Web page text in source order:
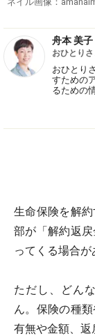
舟本 美子
おひとり
おひとり
すための
るための
生命保険を解
部が「解約返
ってくる場合が
ただし、どん
ん。保険の種
有無や金額、返